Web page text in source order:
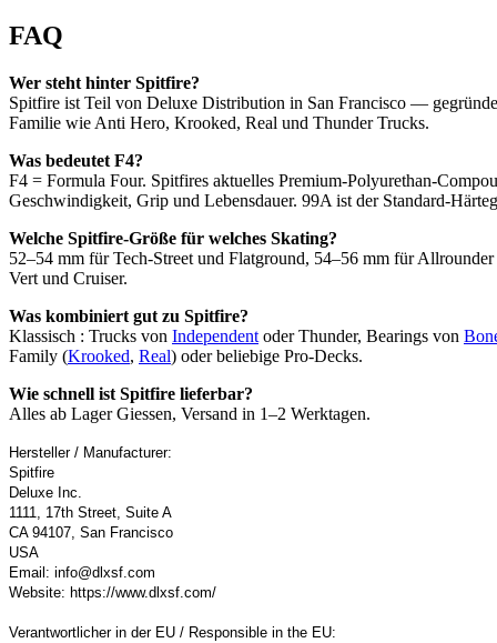
FAQ
Wer steht hinter Spitfire?
Spitfire ist Teil von Deluxe Distribution in San Francisco —
Familie wie Anti Hero, Krooked, Real und Thunder Trucks.
Was bedeutet F4?
F4 = Formula Four. Spitfires aktuelles Premium-Polyurethan-
Geschwindigkeit, Grip und Lebensdauer. 99A ist der Standard-
Welche Spitfire-Größe für welches Skating?
52–54 mm für Tech-Street und Flatground, 54–56 mm für
Vert und Cruiser.
Was kombiniert gut zu Spitfire?
Klassisch : Trucks von Independent oder Thunder, Bearings von
Family (Krooked, Real) oder beliebige Pro-Decks.
Wie schnell ist Spitfire lieferbar?
Alles ab Lager Giessen, Versand in 1–2 Werktagen.
Hersteller / Manufacturer:
Spitfire
Deluxe Inc.
1111, 17th Street, Suite A
CA 94107, San Francisco
USA
Email: info@dlxsf.com
Website: https://www.dlxsf.com/
Verantwortlicher in der EU / Responsible in the EU: